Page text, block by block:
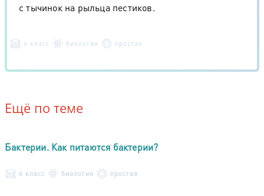
с тычинок на рыльца пестиков.
6 класс биология простая
Ещё по теме
Бактерии. Как питаются бактерии?
6 класс биология простая